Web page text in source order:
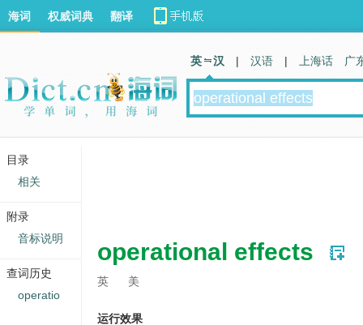
operational effects
英 美
运行效果
海词 权威词典 翻译
英 汉 | 汉语 | 上海话 广
目录
相关
附录
音标说明
查词历史
operatio